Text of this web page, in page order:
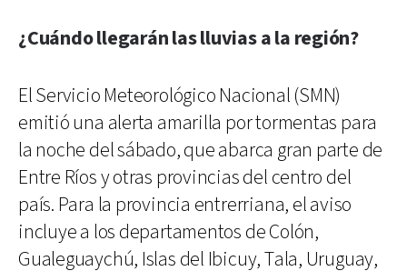
¿Cuándo llegarán las lluvias a la región?
El Servicio Meteorológico Nacional (SMN)
emitió una alerta amarilla por tormentas para
la noche del sábado, que abarca gran parte de
Entre Ríos y otras provincias del centro del
país. Para la provincia entrerriana, el aviso
incluye a los departamentos de Colón,
Gualeguaychú, Islas del Ibicuy, Tala, Uruguay,